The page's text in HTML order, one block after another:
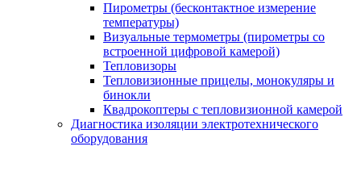
Пирометры (бесконтактное измерение
температуры)
Визуальные термометры (пирометры со
встроенной цифровой камерой)
Тепловизоры
Тепловизионные прицелы, монокуляры и
бинокли
Квадрокоптеры с тепловизионной камерой
Диагностика изоляции электротехнического
оборудования